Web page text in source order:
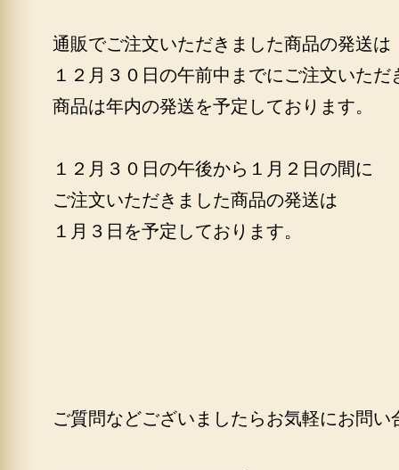
通販でご注文いただきました商品の発送は
１２月３０日の午前中までにご注文いただ
商品は年内の発送を予定しております。
１２月３０日の午後から１月２日の間に
ご注文いただきました商品の発送は
１月３日を予定しております。
ご質問などございましたらお気軽にお問